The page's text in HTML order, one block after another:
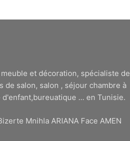
et décoration, spécialiste de
de salon, salon , séjour chambre à
... en Tunisie.
Mnihla ARIANA Face AMEN